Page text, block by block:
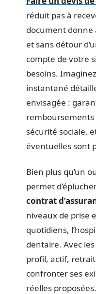
réduit pas à
document donne
et sans détour
compte de votre
besoins.
instantané
envisagée :
remboursements
sécurité sociale,
éventuelles sont
Bien plus qu’un
permet
contrat
niveaux de prise
quotidiens,
dentaire. Avec
profil, actif,
confronter ses
réelles proposées.